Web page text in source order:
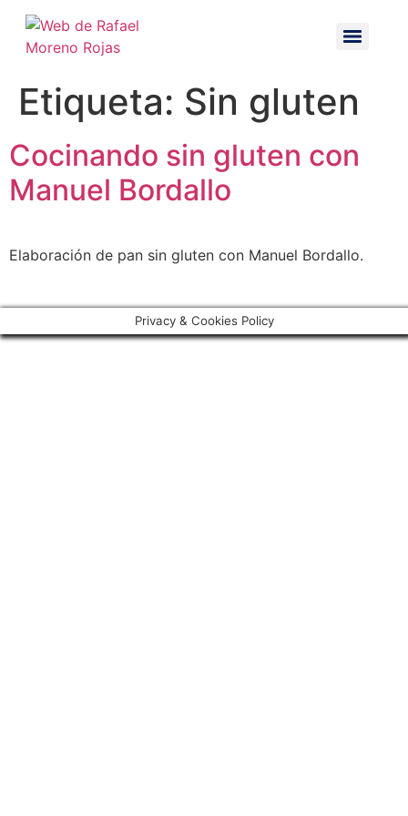
Etiqueta: Sin gluten
Cocinando sin gluten con
Manuel Bordallo
Elaboración de pan sin gluten con Manuel Bordallo.
Privacy & Cookies Policy